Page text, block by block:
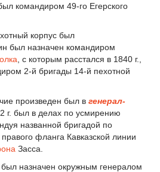
командиром 49-го Егерского
корпус был
был назначен командиром
, с которым расстался в 1840 г.,
2-й бригады 14-й пехотной
произведен был в генерал-
г. был в делах по усмирению
названной бригадой по
фланга Кавказской линии
Засса.
назначен окружным генералом